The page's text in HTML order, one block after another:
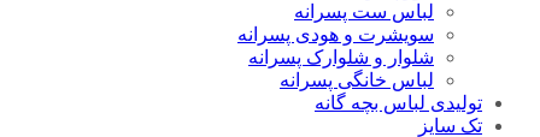
لباس ست پسرانه
سویشرت و هودی پسرانه
شلوار و شلوارک پسرانه
لباس خانگی پسرانه
تولیدی لباس بچه گانه
تک سایز